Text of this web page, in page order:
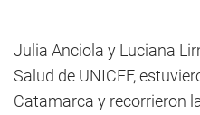
Julia Anciola y Luciana
Salud de UNICEF,
Catamarca y recorrieron